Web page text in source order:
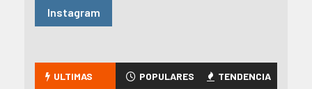
Instagram
ULTIMAS POPULARES TENDENCIA